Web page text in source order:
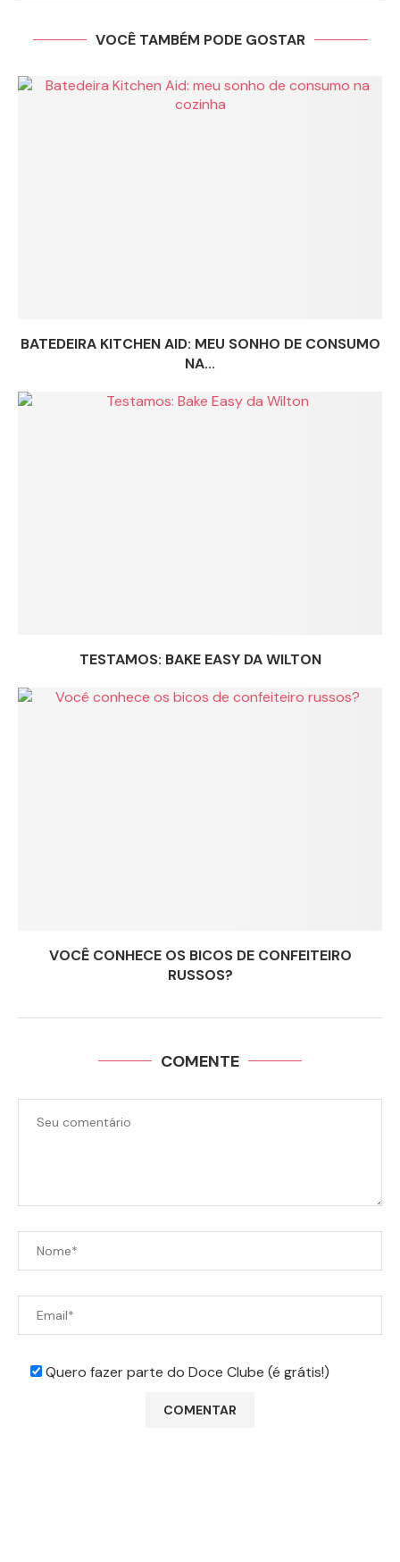
VOCÊ TAMBÉM PODE GOSTAR
BATEDEIRA KITCHEN AID: MEU SONHO DE CONSUMO
NA...
TESTAMOS: BAKE EASY DA WILTON
VOCÊ CONHECE OS BICOS DE CONFEITEIRO
RUSSOS?
COMENTE
Quero fazer parte do Doce Clube (é grátis!)